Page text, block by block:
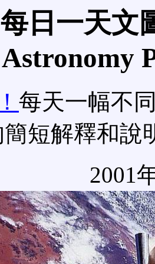
每日一天文
Astronomy
每天一幅不
短解釋和說
2001